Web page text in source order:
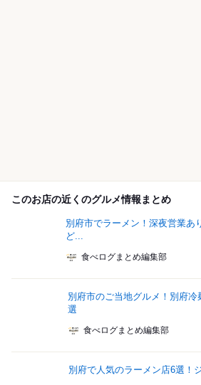
このお店の近くのグルメ情報まとめ
別府市でラーメン！深夜営業あ
ど...
食べログまとめ編集部
別府市のご当地グルメ！別府
選
食べログまとめ編集部
別府で人気のラーメン店6選！